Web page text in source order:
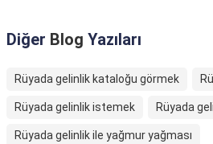
Diğer Blog Yazıları
Rüyada gelinlik kataloğu görmek
Rüyada gelinlik istemek Rüyada
Rüyada gelinlik ile yağmur yağması